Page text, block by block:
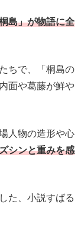
島」が物語に全
ちで、「桐島の
面や葛藤が鮮や
人物の造形や心
シンと重みを感
た、小説すばる